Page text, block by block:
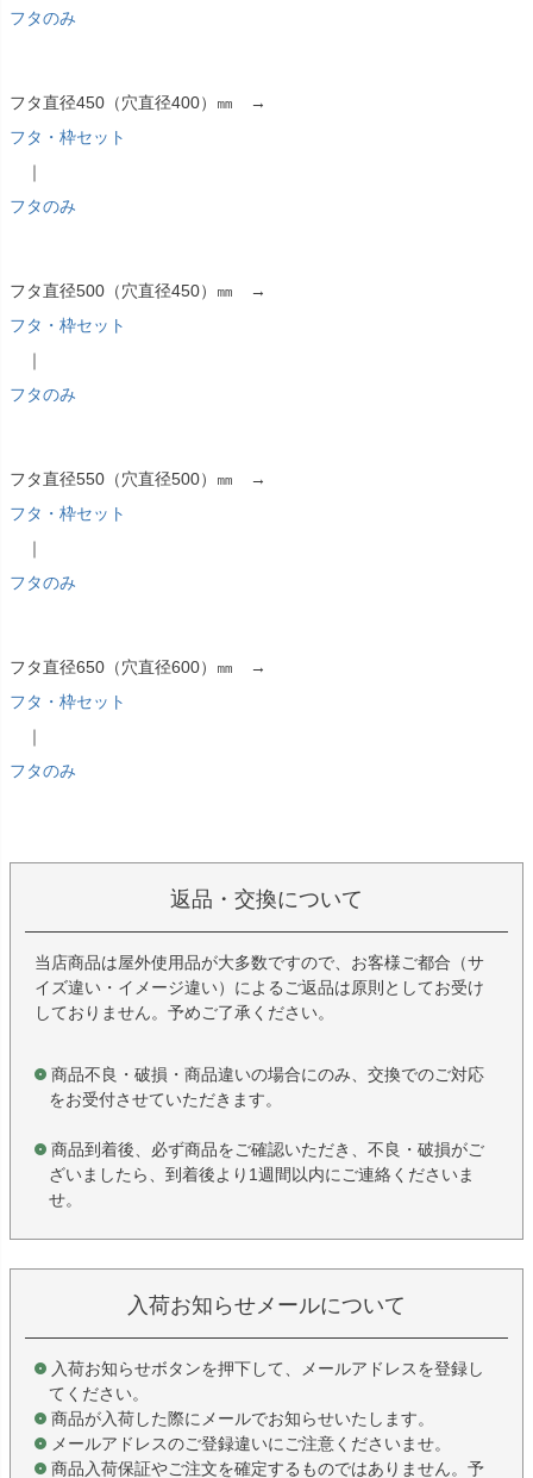
フタのみ
フタ直径450（穴直径400）㎜ →
フタ・枠セット
｜
フタのみ
フタ直径500（穴直径450）㎜ →
フタ・枠セット
｜
フタのみ
フタ直径550（穴直径500）㎜ →
フタ・枠セット
｜
フタのみ
フタ直径650（穴直径600）㎜ →
フタ・枠セット
｜
フタのみ
返品・交換について
当店商品は屋外使用品が大多数ですので、お客様ご都合（サ
イズ違い・イメージ違い）によるご返品は原則としてお受け
しておりません。予めご了承ください。
商品不良・破損・商品違いの場合にのみ、交換でのご対応
をお受付させていただきます。
商品到着後、必ず商品をご確認いただき、不良・破損がご
ざいましたら、到着後より1週間以内にご連絡くださいま
せ。
入荷お知らせメールについて
入荷お知らせボタンを押下して、メールアドレスを登録し
てください。
商品が入荷した際にメールでお知らせいたします。
メールアドレスのご登録違いにご注意くださいませ。
商品入荷保証やご注文を確定するものではありません。予